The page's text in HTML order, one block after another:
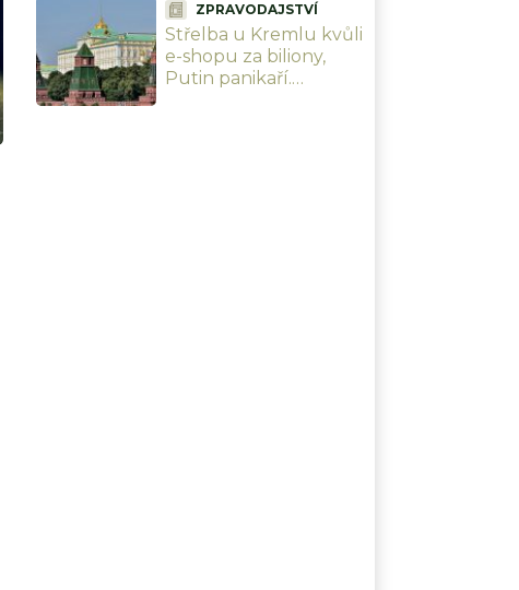
nečekali
ZPRAVODAJSTVÍ
Střelba u Kremlu kvůli
e-shopu za biliony,
Putin panikaří.